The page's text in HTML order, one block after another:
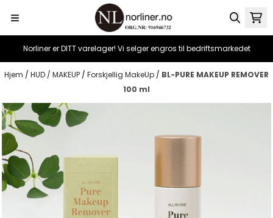
Hopp til innhold
Norliner er DITT varelager! Vi selger engros til bedriftsmarkedet
Hjem / HUD / MAKEUP / Forskjellig MakeUp / BL-PURE MAKEUP REMOVER
100 ml